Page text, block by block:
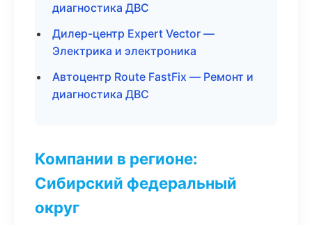
диагностика ДВС
Дилер-центр Expert Vector —
Электрика и электроника
Автоцентр Route FastFix — Ремонт и
диагностика ДВС
Компании в регионе:
Сибирский федеральный
округ